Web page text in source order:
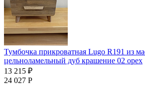
Тумбочка прикроватная Lugo R191 из
цельноламельный дуб крашение 02 орех
13 215 ₽
24 027 Р